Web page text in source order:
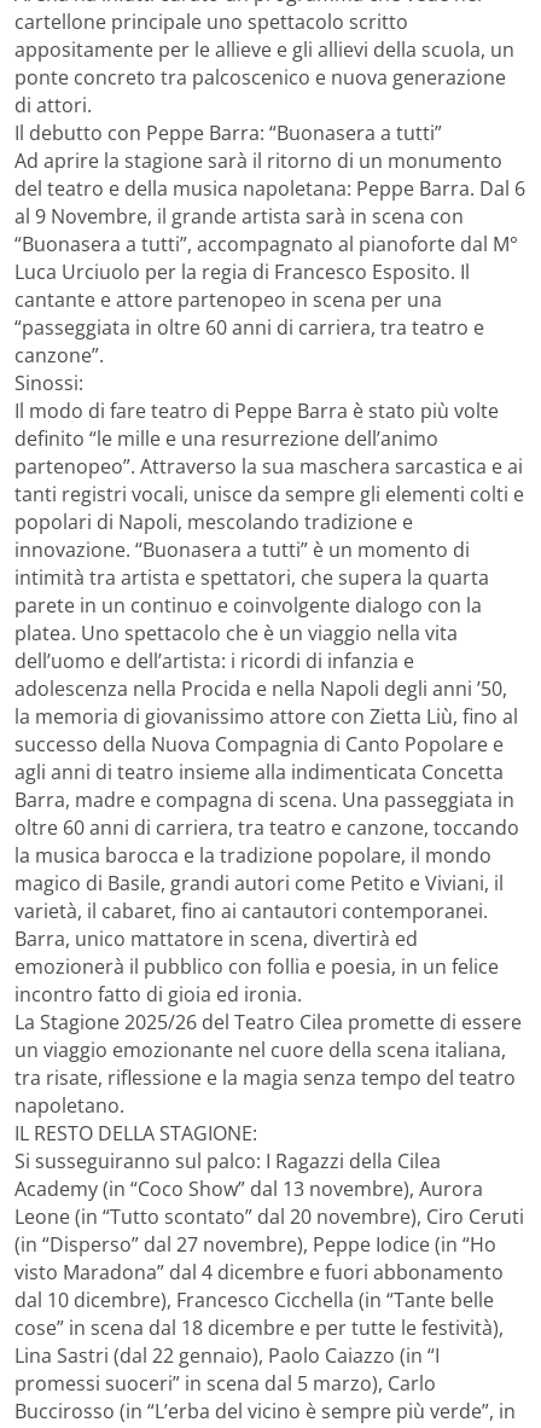
cartellone principale uno spettacolo scritto
appositamente per le allieve e gli allievi della scuola, un
ponte concreto tra palcoscenico e nuova generazione
di attori.
Il debutto con Peppe Barra: “Buonasera a tutti”
Ad aprire la stagione sarà il ritorno di un monumento
del teatro e della musica napoletana: Peppe Barra. Dal 6
al 9 Novembre, il grande artista sarà in scena con
“Buonasera a tutti”, accompagnato al pianoforte dal M°
Luca Urciuolo per la regia di Francesco Esposito. Il
cantante e attore partenopeo in scena per una
“passeggiata in oltre 60 anni di carriera, tra teatro e
canzone”.
Sinossi:
Il modo di fare teatro di Peppe Barra è stato più volte
definito “le mille e una resurrezione dell’animo
partenopeo”. Attraverso la sua maschera sarcastica e ai
tanti registri vocali, unisce da sempre gli elementi colti e
popolari di Napoli, mescolando tradizione e
innovazione. “Buonasera a tutti” è un momento di
intimità tra artista e spettatori, che supera la quarta
parete in un continuo e coinvolgente dialogo con la
platea. Uno spettacolo che è un viaggio nella vita
dell’uomo e dell’artista: i ricordi di infanzia e
adolescenza nella Procida e nella Napoli degli anni ’50,
la memoria di giovanissimo attore con Zietta Liù, fino al
successo della Nuova Compagnia di Canto Popolare e
agli anni di teatro insieme alla indimenticata Concetta
Barra, madre e compagna di scena. Una passeggiata in
oltre 60 anni di carriera, tra teatro e canzone, toccando
la musica barocca e la tradizione popolare, il mondo
magico di Basile, grandi autori come Petito e Viviani, il
varietà, il cabaret, fino ai cantautori contemporanei.
Barra, unico mattatore in scena, divertirà ed
emozionerà il pubblico con follia e poesia, in un felice
incontro fatto di gioia ed ironia.
La Stagione 2025/26 del Teatro Cilea promette di essere
un viaggio emozionante nel cuore della scena italiana,
tra risate, riflessione e la magia senza tempo del teatro
napoletano.
IL RESTO DELLA STAGIONE:
Si susseguiranno sul palco: I Ragazzi della Cilea
Academy (in “Coco Show” dal 13 novembre), Aurora
Leone (in “Tutto scontato” dal 20 novembre), Ciro Ceruti
(in “Disperso” dal 27 novembre), Peppe Iodice (in “Ho
visto Maradona” dal 4 dicembre e fuori abbonamento
dal 10 dicembre), Francesco Cicchella (in “Tante belle
cose” in scena dal 18 dicembre e per tutte le festività),
Lina Sastri (dal 22 gennaio), Paolo Caiazzo (in “I
promessi suoceri” in scena dal 5 marzo), Carlo
Buccirosso (in “L’erba del vicino è sempre più verde”, in